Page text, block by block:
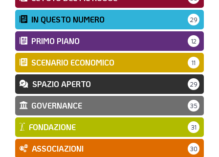
IN QUESTO NUMERO 29
PRIMO PIANO 12
SCENARIO ECONOMICO 11
SPAZIO APERTO 29
GOVERNANCE 35
FONDAZIONE 31
ASSOCIAZIONI 30